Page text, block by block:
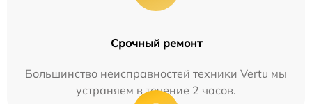
Срочный ремонт
Большинство неисправностей техники Vertu мы
устраняем в течение 2 часов.